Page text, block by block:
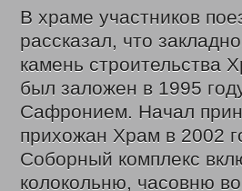
Нормативные документы управления
Политика обработки и защиты
Государственные услуги
Государственное юридическое бюро
Отдел по делам детей, женщин, семьи
Ежемесячная выплата семьям в
Многодетным семьям
Обеспечение полноценным
Выдача удостоверений
Областной материнский (семейный)
В храме участников
рассказал, что
камень строительства
был заложен в 1995
Сафронием. Начал
прихожан Храм в 2002
Соборный комплекс
колокольню, часовню